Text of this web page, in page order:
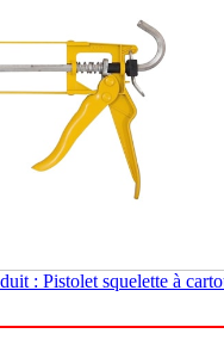
: Pistolet squelette à